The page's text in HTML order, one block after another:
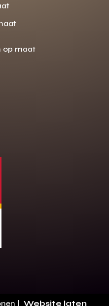
offerte
op maat
| Website laten